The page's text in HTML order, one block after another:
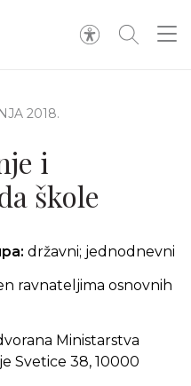
2018.
i
škole
državni; jednodnevni
ravnateljima osnovnih
Ministarstva
Svetice 38, 10000